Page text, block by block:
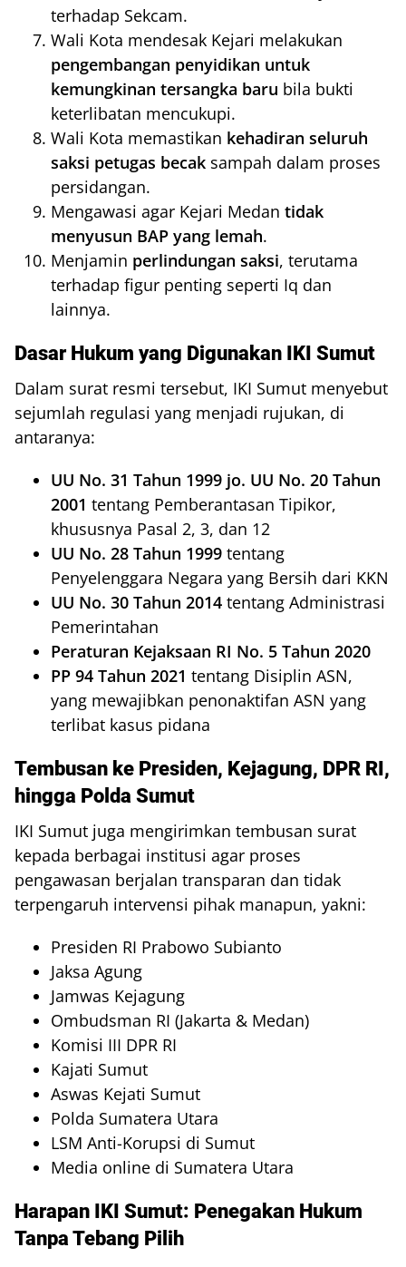
terhadap Sekcam.
Wali Kota mendesak Kejari melakukan
pengembangan penyidikan untuk
kemungkinan tersangka baru bila bukti
keterlibatan mencukupi.
Wali Kota memastikan kehadiran seluruh
saksi petugas becak sampah dalam proses
persidangan.
Mengawasi agar Kejari Medan tidak
menyusun BAP yang lemah.
Menjamin perlindungan saksi, terutama
terhadap figur penting seperti Iq dan
lainnya.
Dasar Hukum yang Digunakan IKI Sumut
Dalam surat resmi tersebut, IKI Sumut menyebut
sejumlah regulasi yang menjadi rujukan, di
antaranya:
UU No. 31 Tahun 1999 jo. UU No. 20 Tahun
2001 tentang Pemberantasan Tipikor,
khususnya Pasal 2, 3, dan 12
UU No. 28 Tahun 1999 tentang
Penyelenggara Negara yang Bersih dari KKN
UU No. 30 Tahun 2014 tentang Administrasi
Pemerintahan
Peraturan Kejaksaan RI No. 5 Tahun 2020
PP 94 Tahun 2021 tentang Disiplin ASN,
yang mewajibkan penonaktifan ASN yang
terlibat kasus pidana
Tembusan ke Presiden, Kejagung, DPR RI,
hingga Polda Sumut
IKI Sumut juga mengirimkan tembusan surat
kepada berbagai institusi agar proses
pengawasan berjalan transparan dan tidak
terpengaruh intervensi pihak manapun, yakni:
Presiden RI Prabowo Subianto
Jaksa Agung
Jamwas Kejagung
Ombudsman RI (Jakarta & Medan)
Komisi III DPR RI
Kajati Sumut
Aswas Kejati Sumut
Polda Sumatera Utara
LSM Anti-Korupsi di Sumut
Media online di Sumatera Utara
Harapan IKI Sumut: Penegakan Hukum
Tanpa Tebang Pilih